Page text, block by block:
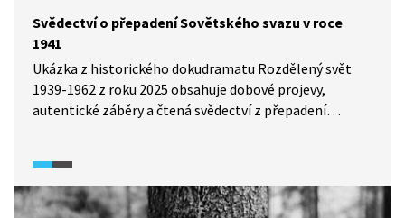
Svědectví o přepadení Sovětského svazu v roce
1941
Ukázka z historického dokudramatu Rozdělený svět
1939-1962 z roku 2025 obsahuje dobové projevy,
autentické záběry a čtená svědectví z přepadení
postava Nikity Sergejeviče Chruščova, který se snaží
dát Stalinovi zprávu o chystaném útoku.